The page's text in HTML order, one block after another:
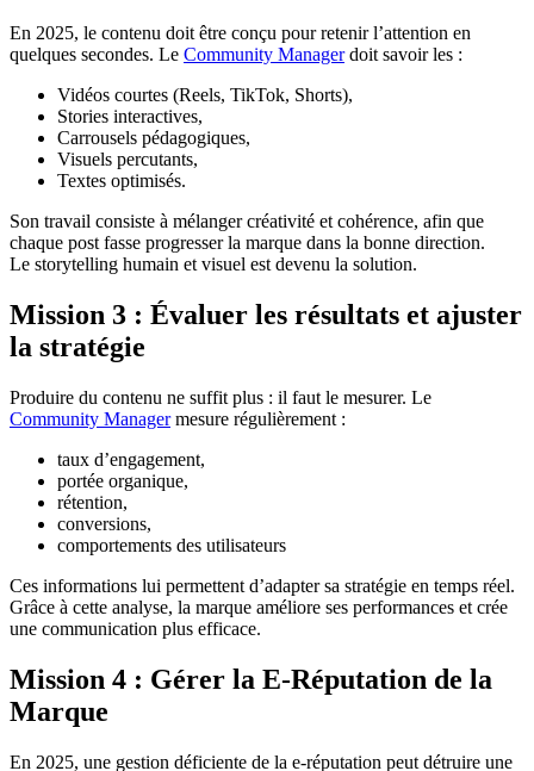
En 2025, le contenu doit être conçu pour retenir l’attention en
quelques secondes. Le Community Managerdoit savoir les :
Vidéos courtes (Reels, TikTok, Shorts),
Stories interactives,
Carrousels pédagogiques,
Visuels percutants,
Textes optimisés.
Son travail consiste à mélanger créativité et cohérence, afin que
chaque post fasse progresser la marque dans la bonne direction.
Le storytelling humain et visuel est devenu la solution.
Mission 3 : Évaluer les résultats et ajuster
la stratégie
Produire du contenu ne suffit plus : il faut le mesurer. Le
Community Managermesure régulièrement :
taux d’engagement,
portée organique,
rétention,
conversions,
comportements des utilisateurs
Ces informations lui permettent d’adapter sa stratégie en temps réel.
Grâce à cette analyse, la marque améliore ses performances et crée
une communication plus efficace.
Mission 4 : Gérer la E-Réputation de la
Marque
En 2025, une gestion déficiente de la e-réputation peut détruire une